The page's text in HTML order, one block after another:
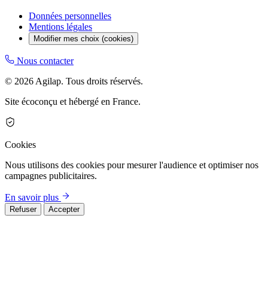
Données personnelles
Mentions légales
Modifier mes choix (cookies)
Nous contacter
© 2026 Agilap. Tous droits réservés.
Site écoconçu et hébergé en France.
Cookies
Nous utilisons des cookies pour mesurer l'audience et optimiser nos
campagnes publicitaires.
En savoir plus
Refuser Accepter